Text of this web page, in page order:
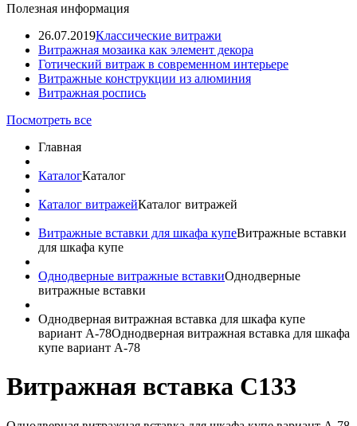
Полезная информация
26.07.2019Классические витражи
Витражная мозаика как элемент декора
Готический витраж в современном интерьере
Витражные конструкции из алюминия
Витражная роспись
Посмотреть все
Главная
КаталогКаталог
Каталог витражейКаталог витражей
Витражные вставки для шкафа купеВитражные вставки
для шкафа купе
Однодверные витражные вставкиОднодверные
витражные вставки
Однодверная витражная вставка для шкафа купе
вариант A-78Однодверная витражная вставка для шкафа
купе вариант A-78
Витражная вставка C133